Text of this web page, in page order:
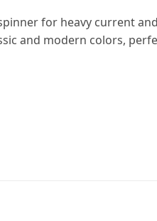
for heavy current
and modern colors,